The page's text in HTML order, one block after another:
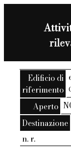
Edificio di
riferimento
Aperto
Destinazione
n. r.